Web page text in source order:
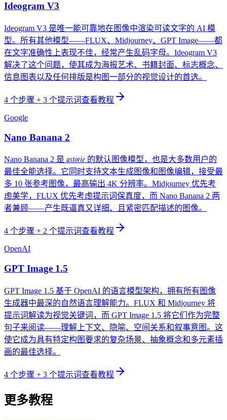
Ideogram V3
Ideogram V3 是唯一能可靠地在图像中渲染可读文字的 AI 模
型。所有其他模型——FLUX、Midjourney、GPT Image——都
在文字准确性上表现不佳，经常产生乱码字母。Ideogram V3
解决了这个问题，使其成为海报艺术、书籍封面、标志概念、
信息图表以及任何排版是构图一部分的视觉设计的首选。
4 个步骤 + 3 个提示词查看教程
Google
Nano Banana 2
Nano Banana 2 是 astorie 的默认图像模型，也是大多数用户的
最佳全能选择。它同时支持文本生成图像和图像编辑，接受最
多 10 张参考图像，最高输出 4K 分辨率。Midjourney 优先考
虑美学，FLUX 优先考虑提示词保真度，而 Nano Banana 2 两
者兼顾——产生既逼真又详细、且紧密匹配描述的图像。
4 个步骤 + 2 个提示词查看教程
OpenAI
GPT Image 1.5
GPT Image 1.5 基于 OpenAI 的语言模型架构，拥有所有图像
生成器中最深的自然语言理解能力。FLUX 和 Midjourney 将
提示词解读为视觉关键词，而 GPT Image 1.5 将它们作为完整
句子来阅读——理解上下文、隐喻、空间关系和叙事意图。这
使它成为具有特定构图要求的复杂场景、抽象概念和多元素插
画的最佳选择。
4 个步骤 + 3 个提示词查看教程
更多教程